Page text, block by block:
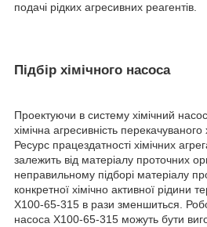
подачі рідких агресивних реагентів.
Підбір хімічного насоса
Проектуючи в систему хімічний
хімічна агресивність перекачуваного
Ресурс працездатності хімічних
залежить від матеріалу проточних
неправильному підборі матеріалу
конкретної хімічно активної рідини
Х100-65-315 в рази зменшиться.
насоса Х100-65-315 можуть бути